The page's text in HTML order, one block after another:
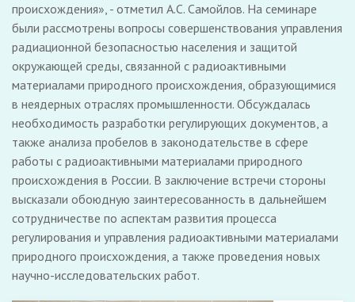
происхождения», - отметил А.С. Самойлов. На семинаре
были рассмотрены вопросы совершенствования управления
радиационной безопасностью населения и защитой
окружающей среды, связанной с радиоактивными
материалами природного происхождения, образующимися
в неядерных отраслях промышленности. Обсуждалась
необходимость разработки регулирующих документов, а
также анализа пробелов в законодательстве в сфере
работы с радиоактивными материалами природного
происхождения в России. В заключение встречи стороны
высказали обоюдную заинтересованность в дальнейшем
сотрудничестве по аспектам развития процесса
регулирования и управления радиоактивными материалами
природного происхождения, а также проведения новых
научно-исследовательских работ.